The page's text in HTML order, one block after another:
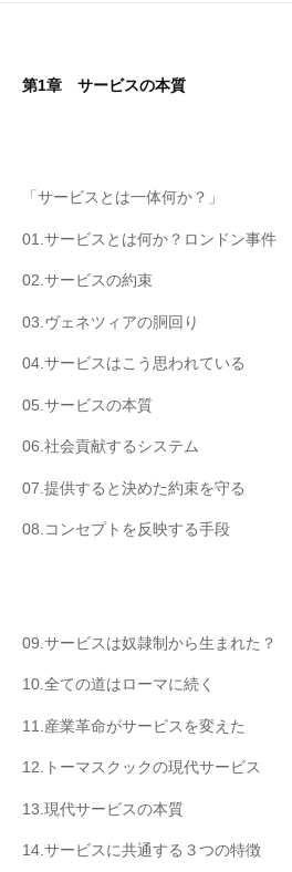
第1章 サービスの本質
「サービスとは一体何か？」
01.サービスとは何か？ロンドン事件
02.サービスの約束
03.ヴェネツィアの胴回り
04.サービスはこう思われている
05.サービスの本質
06.社会貢献するシステム
07.提供すると決めた約束を守る
08.コンセプトを反映する手段
09.サービスは奴隷制から生まれた？
10.全ての道はローマに続く
11.産業革命がサービスを変えた
12.トーマスクックの現代サービス
13.現代サービスの本質
14.サービスに共通する３つの特徴